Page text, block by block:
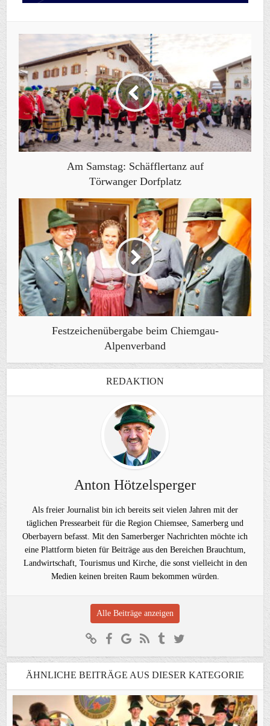
Am Samstag: Schäfflertanz auf
Törwanger Dorfplatz
Festzeichenübergabe beim Chiemgau-
Alpenverband
REDAKTION
Anton Hötzelsperger
Als freier Journalist bin ich bereits seit vielen Jahren mit der
täglichen Pressearbeit für die Region Chiemsee, Samerberg und
Oberbayern befasst. Mit den Samerberger Nachrichten möchte ich
eine Plattform bieten für Beiträge aus den Bereichen Brauchtum,
Landwirtschaft, Tourismus und Kirche, die sonst vielleicht in den
Medien keinen breiten Raum bekommen würden.
Alle Beiträge anzeigen
ÄHNLICHE BEITRÄGE AUS DIESER KATEGORIE